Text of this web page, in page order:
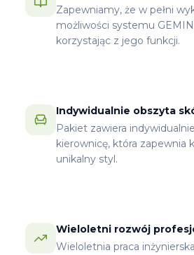
Zapewniamy, że w pełni
możliwości systemu
korzystając z jego funkcji.
Indywidualnie obszyta
Pakiet zawiera
kierownicę, która
unikalny styl.
Wieloletni rozwój
Wieloletnia praca